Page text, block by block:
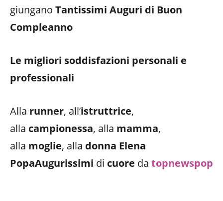
giungano Tantissimi Auguri di Buon
Compleanno
Le migliori soddisfazioni personali e
professionali
Alla runner, all’istruttrice,
alla campionessa, alla mamma,
alla moglie, alla donna Elena
PopaAugurissimi di cuore da topnewspop